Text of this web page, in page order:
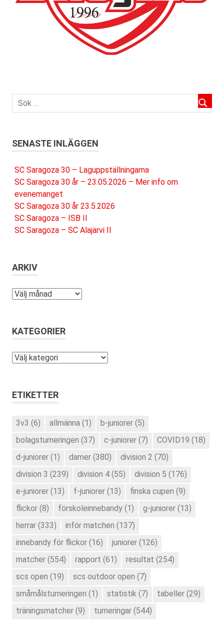
SENASTE INLÄGGEN
SC Saragoza 30 – Laguppställningarna
SC Saragoza 30 år – 23.05.2026 – Mer info om
evenemanget
SC Saragoza 30 år 23.5.2026
SC Saragoza – ISB II
SC Saragoza – SC Alajärvi II
ARKIV
Arkiv
KATEGORIER
Kategorier
ETIKETTER
3v3 (6) allmänna (1) b-juniorer (5)
bolagsturneringen (37) c-juniorer (7) COVID19 (18)
d-juniorer (1) damer (380) division 2 (70)
division 3 (239) division 4 (55) division 5 (176)
e-juniorer (13) f-juniorer (13) finska cupen (9)
flickor (8) förskoleinnebandy (1) g-juniorer (13)
herrar (333) inför matchen (137)
innebandy för flickor (16) juniorer (126)
matcher (554) rapport (61) resultat (254)
scs open (19) scs outdoor open (7)
småmålsturneringen (1) statistik (7) tabeller (29)
träningsmatcher (9) turneringar (544)